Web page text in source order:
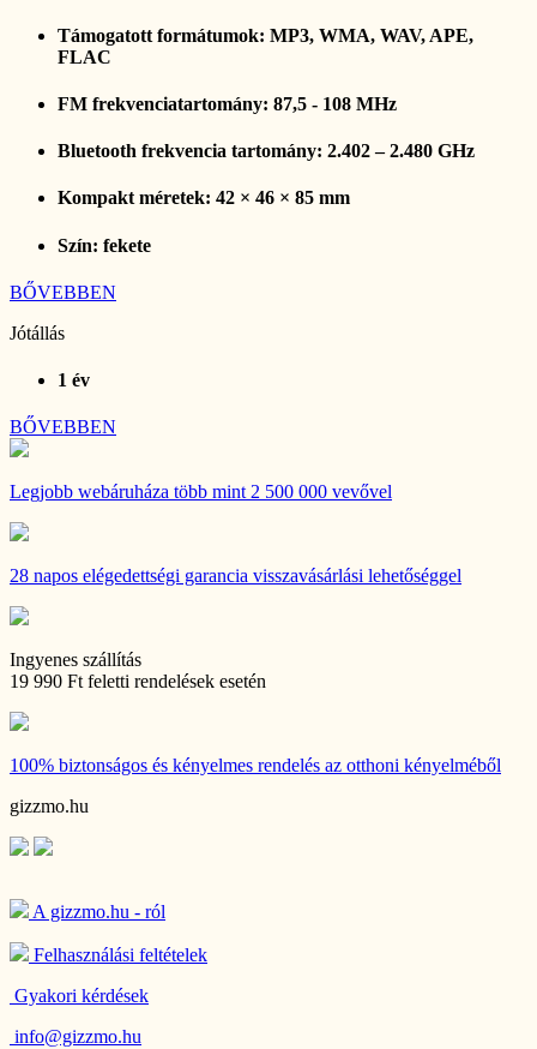
Támogatott formátumok: MP3, WMA, WAV, APE,
FLAC
FM frekvenciatartomány: 87,5 - 108 MHz
Bluetooth frekvencia tartomány: 2.402 – 2.480 GHz
Kompakt méretek: 42 × 46 × 85 mm
Szín: fekete
BŐVEBBEN
Jótállás
1 év
BŐVEBBEN
Legjobb webáruháza több mint 2 500 000 vevővel
28 napos elégedettségi garancia visszavásárlási lehetőséggel
Ingyenes szállítás
19 990 Ft feletti rendelések esetén
100% biztonságos és kényelmes rendelés az otthoni kényelméből
gizzmo.hu
A gizzmo.hu - ról
Felhasználási feltételek
Gyakori kérdések
info@gizzmo.hu